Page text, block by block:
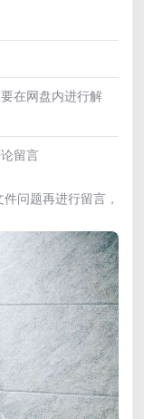
在网盘内进行解
留言
问题再进行留言，